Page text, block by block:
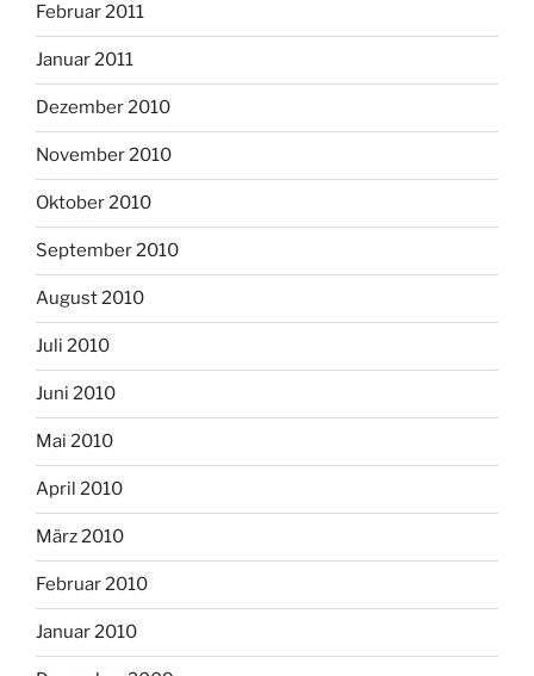
Februar 2011
Januar 2011
Dezember 2010
November 2010
Oktober 2010
September 2010
August 2010
Juli 2010
Juni 2010
Mai 2010
April 2010
März 2010
Februar 2010
Januar 2010